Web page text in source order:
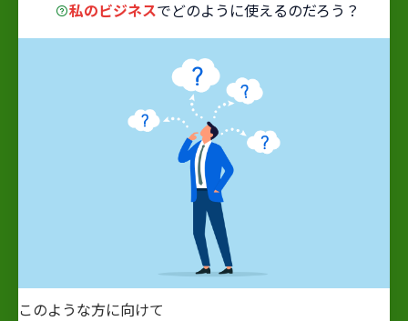
私のビジネスでどのように使えるのだろう？
このような方に向けて